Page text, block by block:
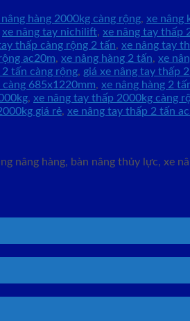
hàng 2000kg càng rộng, xe nâng
xe nâng tay nichilift, xe nâng tay thấp
thấp càng rộng 2 tấn, xe nâng tay
ac20m, xe nâng hàng 2 tấn, xe
tấn càng rộng, giá xe nâng tay thấp
càng 685x1220mm, xe nâng hàng 2
, xe nâng tay thấp 2000kg càng
giá rẻ, xe nâng tay thấp 2 tấn
hàng, bàn nâng thủy lực, xe